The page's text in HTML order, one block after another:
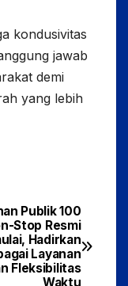
kondusivitas
jawab
demi
yang lebih
Publik 100
Stop Resmi
Hadirkan
Layanan
Fleksibilitas
Waktu